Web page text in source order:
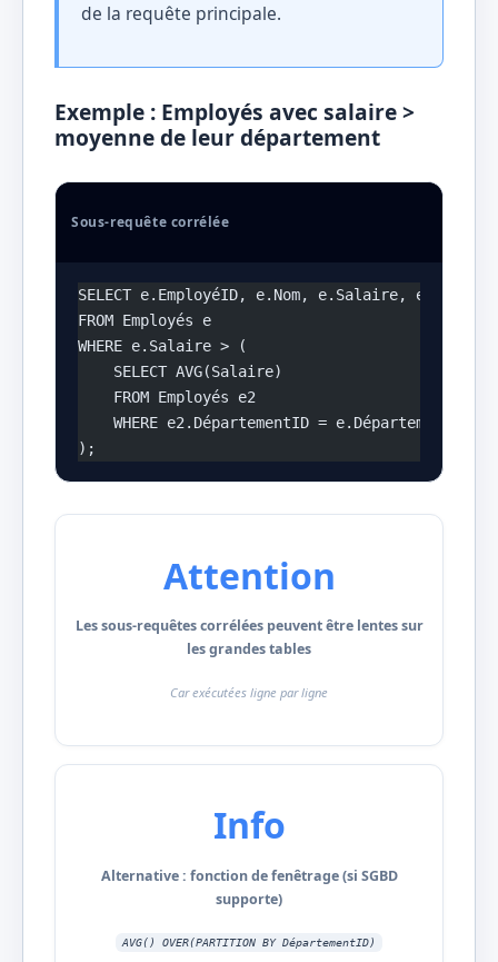
de la requête principale.
Exemple : Employés avec salaire >
moyenne de leur département
Sous-requête corrélée
SELECT e.EmployéID, e.Nom, e.Salaire,
FROM Employés e
WHERE e.Salaire > (
    SELECT AVG(Salaire)
    FROM Employés e2
WHERE e2.DépartementID = e.DépartementID
);
Attention
Les sous-requêtes corrélées peuvent être lentes sur
les grandes tables
Car exécutées ligne par ligne
Info
Alternative : fonction de fenêtrage (si SGBD
supporte)
AVG() OVER(PARTITION BY DépartementID)